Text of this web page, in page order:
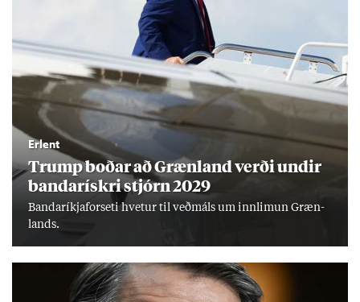
Erlent
Trump boð­ar að Græn­land verði und­ir
banda­rískri stjórn 2029
Banda­ríkja­for­seti hvet­ur til veð­máls um inn­limun Græn­
lands.